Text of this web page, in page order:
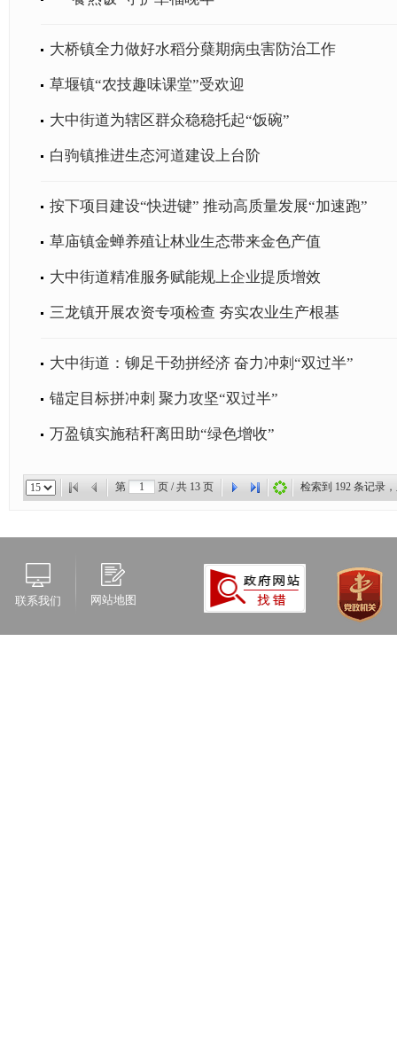
大桥镇全力做好水稻分蘖期病虫害防治工作
草堰镇“农技趣味课堂”受欢迎
大中街道为辖区群众稳稳托起“饭碗”
白驹镇推进生态河道建设上台阶
按下项目建设“快进键” 推动高质量发展“加速跑”
草庙镇金蝉养殖让林业生态带来金色产值
大中街道精准服务赋能规上企业提质增效
三龙镇开展农资专项检查 夯实农业生产根基
大中街道：铆足干劲拼经济 奋力冲刺“双过半”
锚定目标拼冲刺 聚力攻坚“双过半”
万盈镇实施秸秆离田助“绿色增收”
第 页 / 共 13 页 检索到 192 条记录
联系我们 网站地图